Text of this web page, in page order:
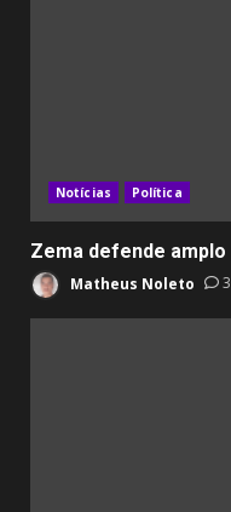
Notícias Política
Zema defende
Matheus Noleto 3